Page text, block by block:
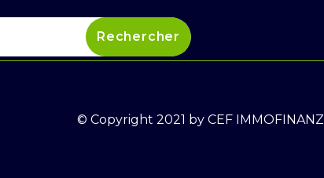
© Copyright 2021 by CEF IMMOFINANZ